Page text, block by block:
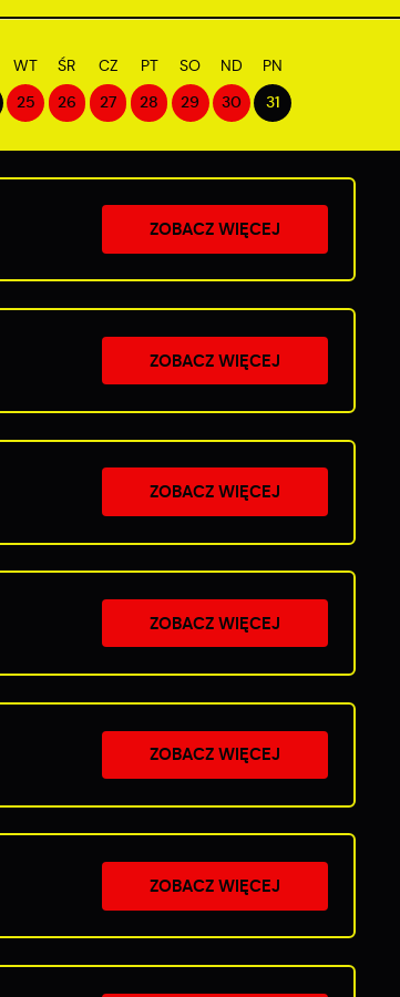
WT
25
ŚR
26
CZ
27
PT
28
SO
29
ND
30
PN
31
ZOBACZ WIĘCEJ
ZOBACZ WIĘCEJ
ZOBACZ WIĘCEJ
ZOBACZ WIĘCEJ
ZOBACZ WIĘCEJ
ZOBACZ WIĘCEJ